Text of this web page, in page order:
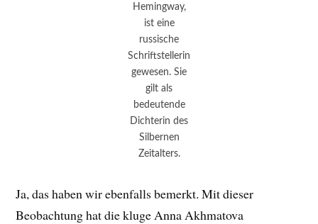
Hemingway,
ist eine
russische
Schriftstellerin
gewesen. Sie
gilt als
bedeutende
Dichterin des
Silbernen
Zeitalters.
Ja, das haben wir ebenfalls bemerkt. Mit dieser
Beobachtung hat die kluge Anna Akhmatova